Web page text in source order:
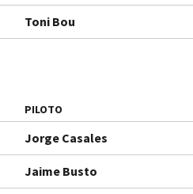
Toni Bou
PILOTO
Jorge Casales
Jaime Busto